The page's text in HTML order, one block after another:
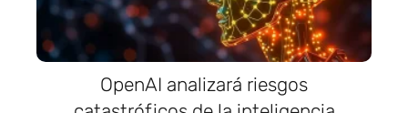
OpenAI analizará riesgos